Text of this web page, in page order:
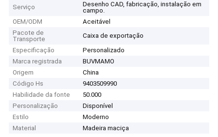
Serviço
Desenho CAD, fabricação, instalação em
campo.
OEM/ODM
Aceitável
Pacote de
Transporte
Caixa de exportação
Especificação
Personalizado
Marca registrada
BUVMAMO
Origem
China
Código Hs
9403509990
Habilidade da fonte
50.000
Personalização
Disponível
Estilo
Moderno
Material
Madeira maciça